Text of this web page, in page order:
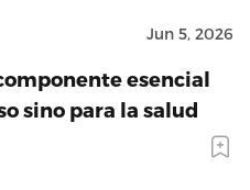
Jun 5, 2026
esencial
sino para la salud